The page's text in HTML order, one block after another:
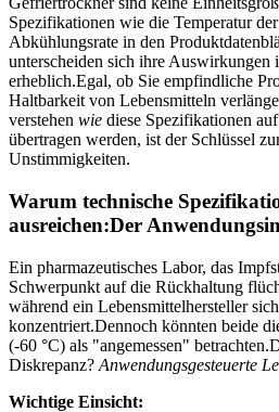
Spezifikationen wie die Temperatur
Abkühlungsrate in den
unterscheiden sich ihre Auswirkungen
erheblich.Egal, ob Sie empfindliche
Haltbarkeit von Lebensmitteln
verstehen wie diese Spezifikationen
übertragen werden, ist der Schlüssel
Unstimmigkeiten.
Warum technische
ausreichen:Der
Ein pharmazeutisches Labor, das
Schwerpunkt auf die Rückhaltung
während ein Lebensmittelhersteller
konzentriert.Dennoch könnten beide
(-60 °C) als "angemessen"
Diskrepanz? Anwendungsgesteuerte
Wichtige Einsicht: